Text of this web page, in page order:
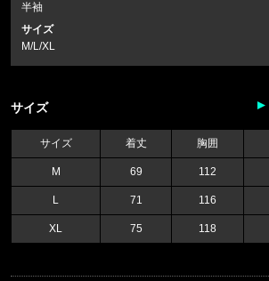
半袖
サイズ
M/L/XL
サイズ
サイズ 着丈 胸囲
M 69 112
L 71 116
XL 75 118